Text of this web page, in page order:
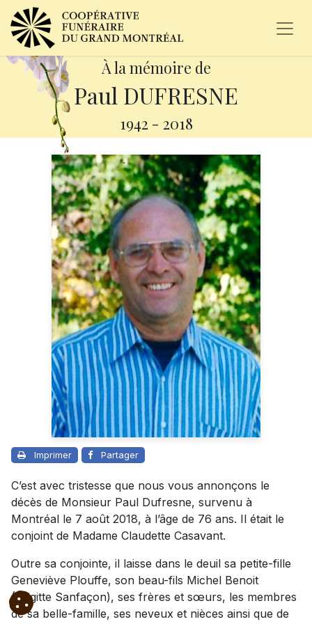
À la mémoire de
Paul DUFRESNE
1942 - 2018
Imprimer Partager
C’est avec tristesse que nous vous annonçons le
décès de Monsieur Paul Dufresne, survenu à
Montréal le 7 août 2018, à l’âge de 76 ans. Il était le
conjoint de Madame Claudette Casavant.
Outre sa conjointe, il laisse dans le deuil sa petite-fille
Geneviève Plouffe, son beau-fils Michel Benoit
(Brigitte Sanfaçon), ses frères et sœurs, les membres
de sa belle-famille, ses neveux et nièces ainsi que de